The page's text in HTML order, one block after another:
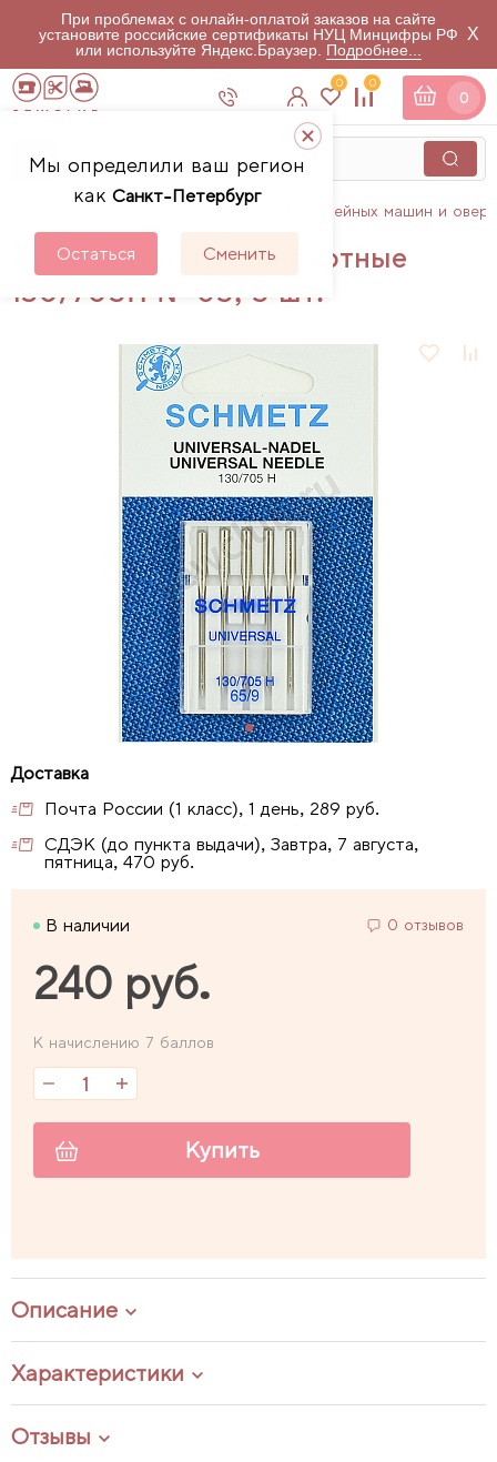
При проблемах с онлайн-оплатой заказов на сайте
установите российские сертификаты НУЦ Минцифры РФ
или используйте Яндекс.Браузер. Подробнее...
X
Мы определили ваш регион
как Санкт-Петербург
Остаться Сменить
0 0
0
Аксессуары для швейных машин и
Иглы Schmetz стандартные
130/705H № 65, 5 шт.
Почта России (1 класс), 1 день, 289 руб.
СДЭК (до пункта выдачи), Завтра, 7 августа,
пятница, 470 руб.
В наличии 0 отзывов
240 руб.
К начислению 7 баллов
Купить
Описание
Характеристики
Отзывы